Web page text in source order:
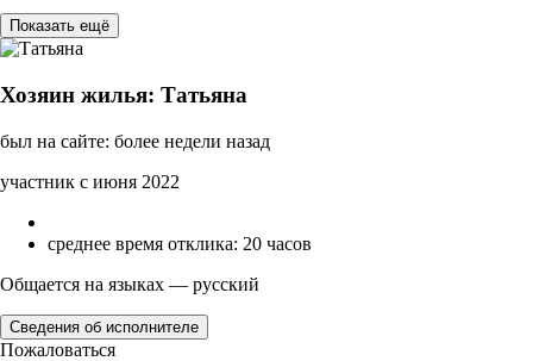
Показать ещё
Хозяин жилья: Татьяна
был на сайте: более недели назад
участник с июня 2022
среднее время отклика: 20 часов
Общается на языках — русский
Сведения об исполнителе
Пожаловаться